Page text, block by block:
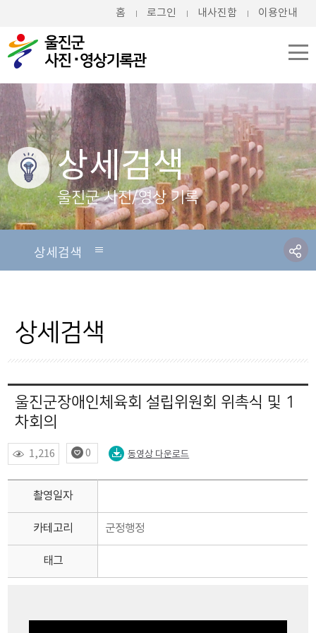
홈 로그인 내사진함 이용안내
상세검색
울진군 사진/영상 기록
상세검색
자료현황
상세검색
울진군장애인체육회 설립위원회 위촉식 및 1
차회의
1,216 0 동영상 다운로드
촬영일자
카테고리 군정행정
태그